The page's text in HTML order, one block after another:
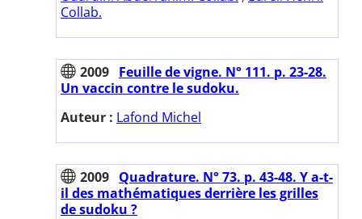
Collab.
2009 Feuille de vigne. N° 111. p. 23-28.
Un vaccin contre le sudoku.
Auteur : Lafond Michel
2009 Quadrature. N° 73. p. 43-48. Y a-t-
il des mathématiques derrière les grilles
de sudoku ?